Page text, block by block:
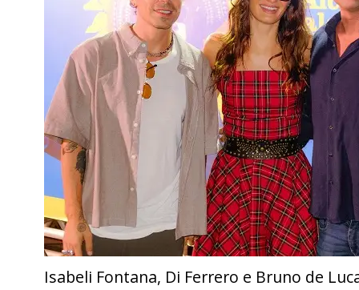
Isabeli Fontana, Di Ferrero e Bruno de